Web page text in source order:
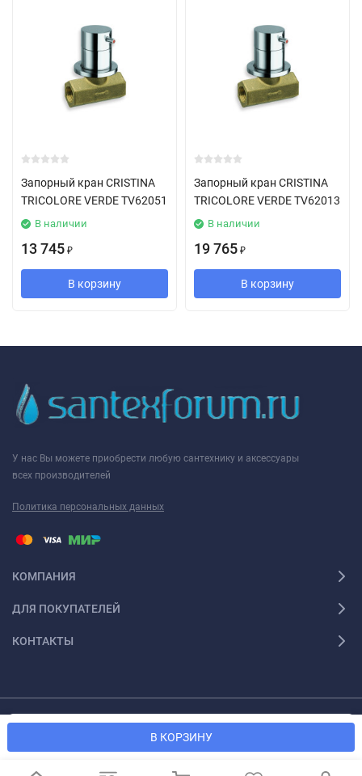
В КОРЗИНУ
Запорный кран CRISTINA
TRICOLORE VERDE TV62051
В наличии
13 745 ₽
В корзину
Запорный кран CRISTINA
TRICOLORE VERDE TV62013
В наличии
19 765 ₽
В корзину
У нас Вы можете приобрести любую сантехнику и аксессуары
всех производителей
Политика персональных данных
КОМПАНИЯ
ДЛЯ ПОКУПАТЕЛЕЙ
КОНТАКТЫ